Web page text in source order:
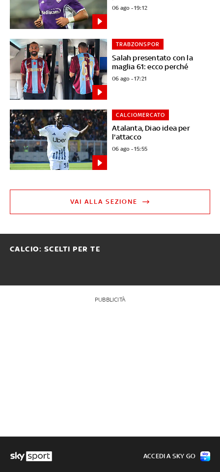
06 ago - 19:12
Salah presentato con la
maglia 61: ecco perché
TRABZONSPOR
06 ago - 17:21
Atalanta, Diao idea per
l'attacco
CALCIOMERCATO
06 ago - 15:55
VAI ALLA SEZIONE
CALCIO: SCELTI PER TE
PUBBLICITÀ
ACCEDI A SKY GO